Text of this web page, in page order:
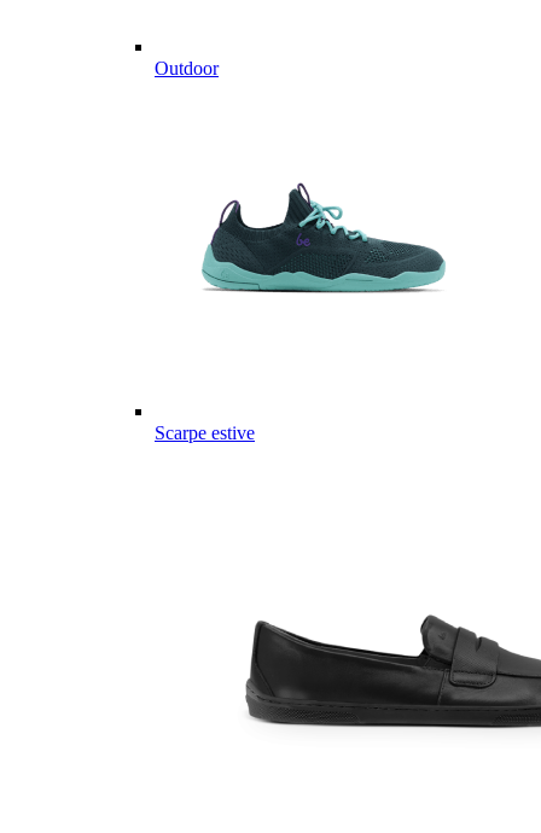
Outdoor
Scarpe estive